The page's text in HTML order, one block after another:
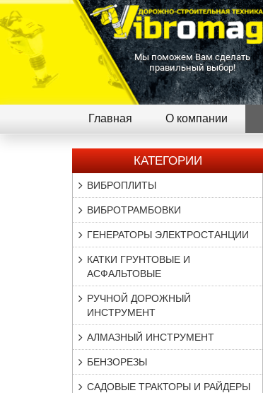
Мы поможем Вам сделать
правильный выбор!
Главная О компании
КАТЕГОРИИ
ВИБРОПЛИТЫ
ВИБРОТРАМБОВКИ
ГЕНЕРАТОРЫ ЭЛЕКТРОСТАНЦИИ
КАТКИ ГРУНТОВЫЕ И
АСФАЛЬТОВЫЕ
РУЧНОЙ ДОРОЖНЫЙ
ИНСТРУМЕНТ
АЛМАЗНЫЙ ИНСТРУМЕНТ
БЕНЗОРЕЗЫ
САДОВЫЕ ТРАКТОРЫ И РАЙДЕРЫ